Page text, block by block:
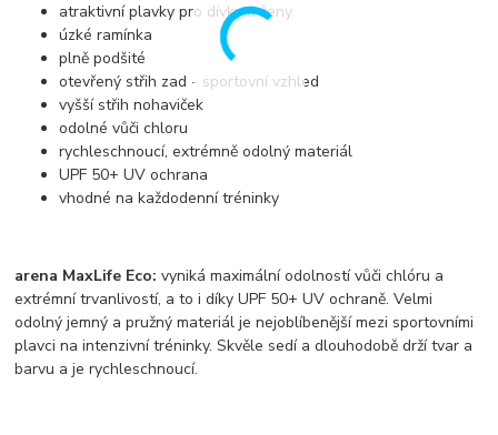
atraktivní plavky pro dívky a ženy
úzké ramínka
plně podšité
otevřený střih zad - sportovní vzhled
vyšší střih nohaviček
odolné vůči chloru
rychleschnoucí, extrémně odolný materiál
UPF 50+ UV ochrana
vhodné na každodenní tréninky
arena MaxLife Eco: vyniká maximální odolností vůči chlóru a
extrémní trvanlivostí, a to i díky UPF 50+ UV ochraně. Velmi
odolný jemný a pružný materiál je nejoblíbenější mezi sportovními
plavci na intenzivní tréninky. Skvěle sedí a dlouhodobě drží tvar a
barvu a je rychleschnoucí.